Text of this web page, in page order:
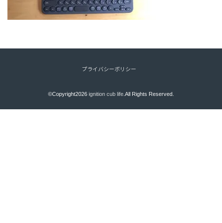
プライバシーポリシー
©Copyright2026 ignition cub life.All Rights Reserved.